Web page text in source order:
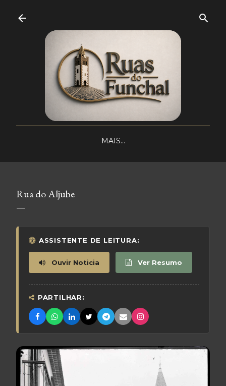
MAIS…
Rua do Aljube
ASSISTENTE DE LEITURA:
Ouvir Noticia Ver Resumo
PARTILHAR: